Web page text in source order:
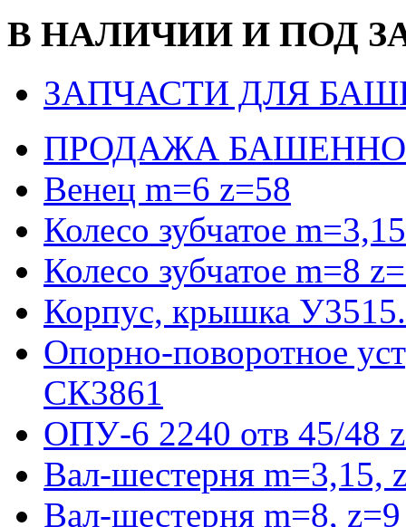
В НАЛИЧИИ И ПОД
ЗАПЧАСТИ ДЛЯ
ПРОДАЖА
Венец m=6 z=58
Колесо зубчатое
Колесо зубчатое m=8
Корпус, крышка
Опорно-поворотное
СК3861
ОПУ-6 2240 отв 45/48
Вал-шестерня m=3,15,
Вал-шестерня m=8,